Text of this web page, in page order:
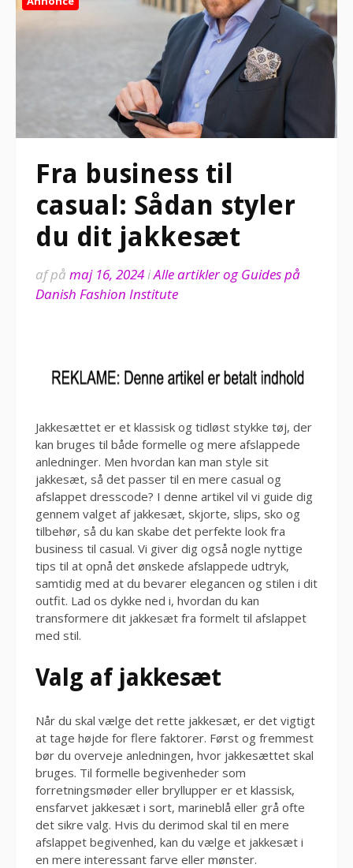
Fra business til
casual: Sådan styler
du dit jakkesæt
afpå maj 16, 2024iAlle artikler og Guides på
Danish Fashion Institute
Jakkesættet er et klassisk og tidløst stykke tøj, der
kan bruges til både formelle og mere afslappede
anledninger. Men hvordan kan man style sit
jakkesæt, så det passer til en mere casual og
afslappet dresscode? I denne artikel vil vi guide dig
gennem valget af jakkesæt, skjorte, slips, sko og
tilbehør, så du kan skabe det perfekte look fra
business til casual. Vi giver dig også nogle nyttige
tips til at opnå det ønskede afslappede udtryk,
samtidig med at du bevarer elegancen og stilen i dit
outfit. Lad os dykke ned i, hvordan du kan
transformere dit jakkesæt fra formelt til afslappet
med stil.
Valg af jakkesæt
Når du skal vælge det rette jakkesæt, er det vigtigt
at tage højde for flere faktorer. Først og fremmest
bør du overveje anledningen, hvor jakkesættet skal
bruges. Til formelle begivenheder som
forretningsmøder eller bryllupper er et klassisk,
ensfarvet jakkesæt i sort, marineblå eller grå ofte
det sikre valg. Hvis du derimod skal til en mere
afslappet begivenhed, kan du vælge et jakkesæt i
en mere interessant farve eller mønster.